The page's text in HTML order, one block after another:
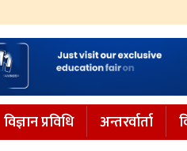
विज्ञान प्रविधि अन्तरर्वार्ता